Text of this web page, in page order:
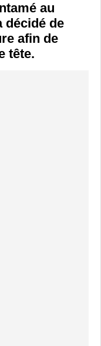
au
décidé de
afin de
tête.